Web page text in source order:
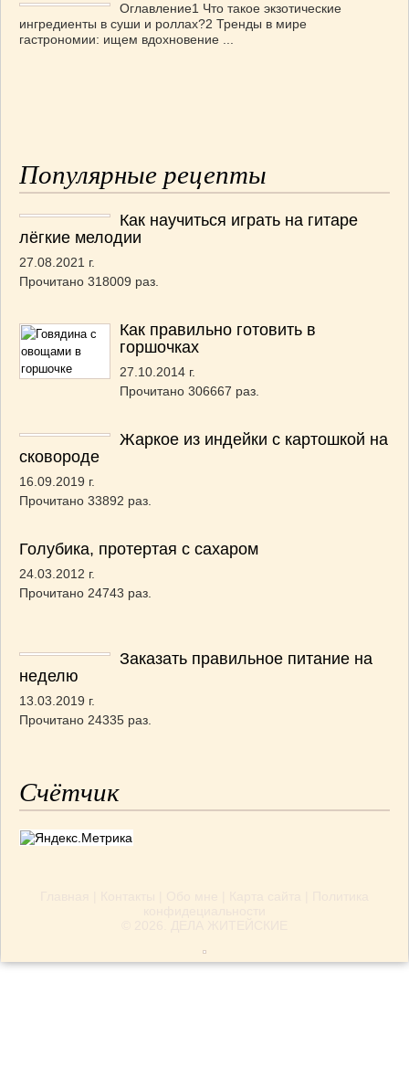
Оглавление1 Что такое экзотические
ингредиенты в суши и роллах?2 Тренды в мире
гастрономии: ищем вдохновение ...
Популярные рецепты
Как научиться играть на гитаре
лёгкие мелодии
27.08.2021 г.
Прочитано 318009 раз.
Как правильно готовить в
горшочках
27.10.2014 г.
Прочитано 306667 раз.
Жаркое из индейки с картошкой на
сковороде
16.09.2019 г.
Прочитано 33892 раз.
Голубика, протертая с сахаром
24.03.2012 г.
Прочитано 24743 раз.
Заказать правильное питание на
неделю
13.03.2019 г.
Прочитано 24335 раз.
Счётчик